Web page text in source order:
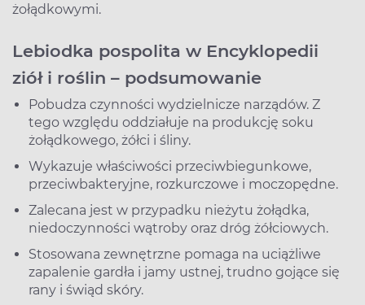
żołądkowymi.
Lebiodka pospolita w Encyklopedii
ziół i roślin – podsumowanie
Pobudza czynności wydzielnicze narządów. Z
tego względu oddziałuje na produkcję soku
żołądkowego, żółci i śliny.
Wykazuje właściwości przeciwbiegunkowe,
przeciwbakteryjne, rozkurczowe i moczopędne.
Zalecana jest w przypadku nieżytu żołądka,
niedoczynności wątroby oraz dróg żółciowych.
Stosowana zewnętrzne pomaga na uciążliwe
zapalenie gardła i jamy ustnej, trudno gojące się
rany i świąd skóry.